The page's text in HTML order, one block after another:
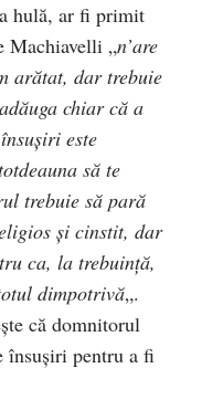
hulă, ar fi primit
Machiavelli „n’are
arătat, dar trebuie
chiar că a
este
să te
trebuie să pară
şi cinstit, dar
ca, la trebuință,
dimpotrivă„.
că domnitorul
însuşiri pentru a fi